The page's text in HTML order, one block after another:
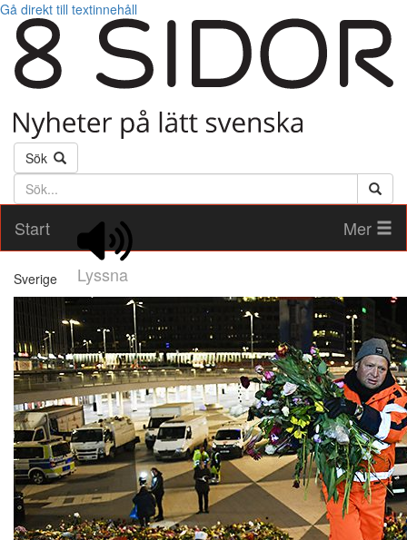
Gå direkt till textinnehåll
Sök
Söktext
Start
Lyssna
Mer
Sverige